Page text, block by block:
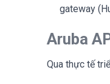
gateway
Aruba
Qua thực tế